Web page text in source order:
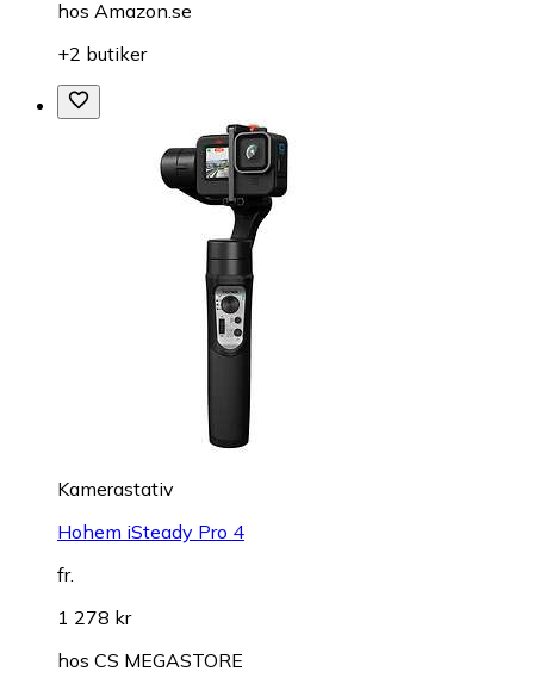
hos Amazon.se
+2 butiker
Kamerastativ
Hohem iSteady Pro 4
fr.
1 278 kr
hos CS MEGASTORE